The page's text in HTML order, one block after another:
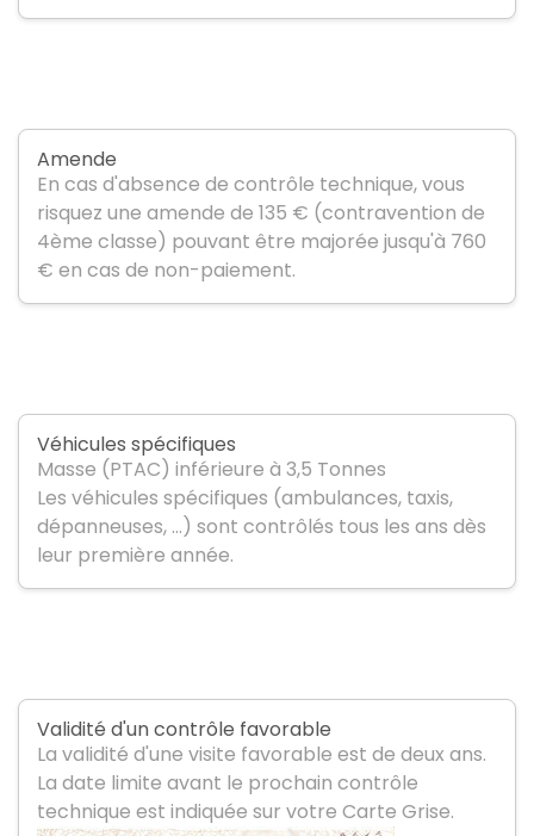
Amende
En cas d'absence de contrôle technique, vous
risquez une amende de 135 € (contravention de
4ème classe) pouvant être majorée jusqu'à 760
€ en cas de non-paiement.
Véhicules spécifiques
Masse (PTAC) inférieure à 3,5 Tonnes
Les véhicules spécifiques (ambulances, taxis,
dépanneuses, …) sont contrôlés tous les ans dès
leur première année.
Validité d'un contrôle favorable
La validité d'une visite favorable est de deux ans.
La date limite avant le prochain contrôle
technique est indiquée sur votre Carte Grise.